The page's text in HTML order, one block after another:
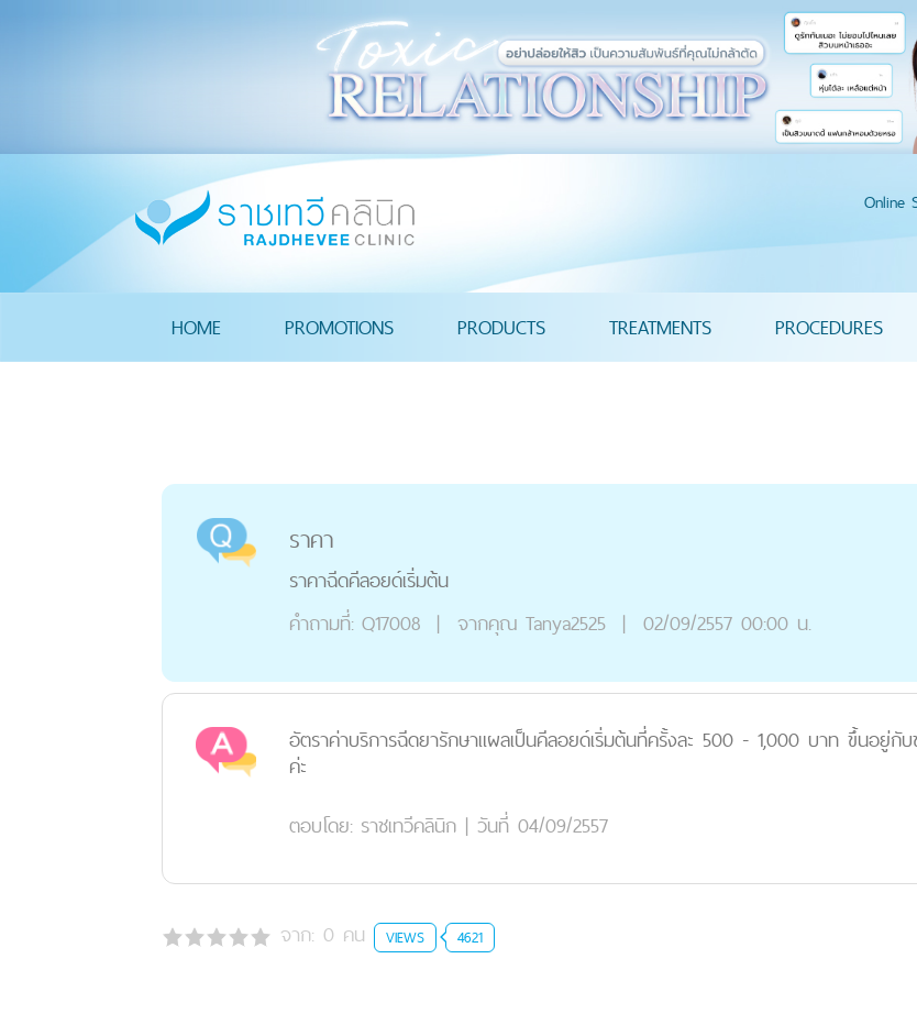
Online
HOME PROMOTIONS PRODUCTS TREATMENTS PROCEDURES
ราคา
ราคาฉีดคีลอยด์เริ่มต้น
คำถามที่: Q17008 | จากคุณ Tanya2525 | 02/09/2557 00:00 น.
อัตราค่าบริการฉีดยารักษาแผลเป็นคีลอยด์เริ่มต้นที่ครั้งละ 500 - 1,000 บาท ขึ้นอยู่กั
ค่ะ
ตอบโดย: ราชเทวีคลินิก | วันที่ 04/09/2557
จาก: 0 คน VIEWS 4621